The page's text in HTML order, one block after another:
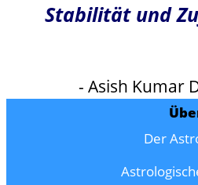
Stabilität und
- Asish Kumar
Der